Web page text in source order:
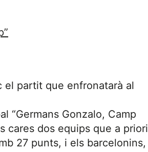
el partit que enfronatarà al
“Germans Gonzalo, Camp
cares dos equips que a priori
27 punts, i els barcelonins,